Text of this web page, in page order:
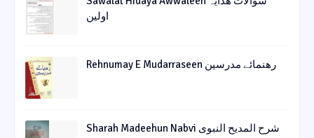
اولین
Rehnumay E Mudarraseen رهنمائے مدرسین
Sharah Madeehun Nabvi شرح المدیح النبوی